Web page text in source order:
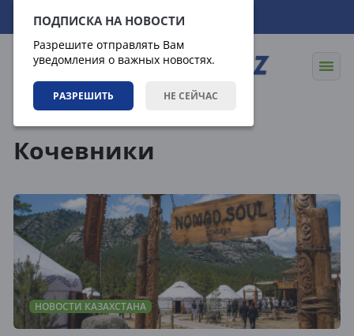
ПОДПИСКА НА НОВОСТИ
Разрешите отправлять Вам
уведомления о важных новостях.
РАЗРЕШИТЬ НЕ СЕЙЧАС
07.08.2026 23:30:18
Кочевники
НОВОСТИ КАЗАХСТАНА